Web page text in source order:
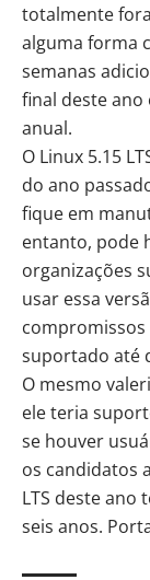
totalmente
alguma forma
semanas
final deste ano
anual.
O Linux 5.15
do ano
fique em
entanto, pode
organizações
usar essa
compromissos
suportado até
O mesmo
ele teria
se houver
os candidatos
LTS deste
seis anos.